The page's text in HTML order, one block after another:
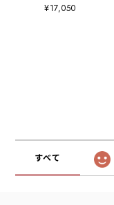
Easy Pants [DT-
¥17,050
すべて